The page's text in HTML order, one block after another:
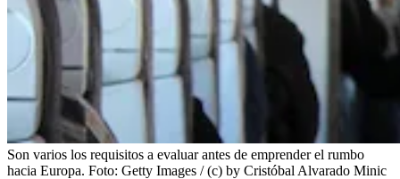
Son varios los requisitos a evaluar antes de emprender el rumbo
hacia Europa. Foto: Getty Images / (c) by Cristóbal Alvarado Minic